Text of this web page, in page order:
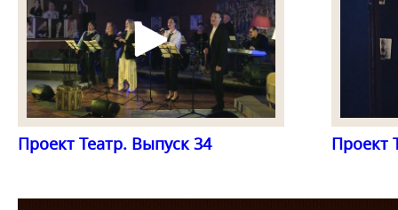
Проект Театр. Выпуск 34 Проект